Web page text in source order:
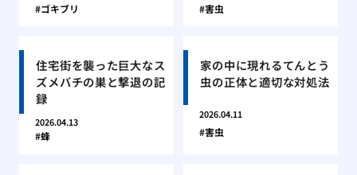
ゴキブリ 害虫
住宅街を襲った巨大なス
ズメバチの巣と撃退の記
録
2026.04.13
蜂
家の中に現れるてんとう
虫の正体と適切な対処法
2026.04.11
害虫